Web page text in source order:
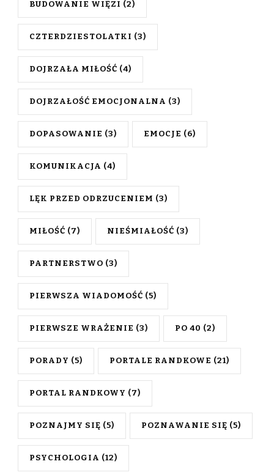
BUDOWANIE WIĘZI (2)
CZTERDZIESTOLATKI (3)
DOJRZAŁA MIŁOŚĆ (4)
DOJRZAŁOŚĆ EMOCJONALNA (3)
DOPASOWANIE (3) EMOCJE (6)
KOMUNIKACJA (4)
LĘK PRZED ODRZUCENIEM (3)
MIŁOŚĆ (7) NIEŚMIAŁOŚĆ (3)
PARTNERSTWO (3)
PIERWSZA WIADOMOŚĆ (5)
PIERWSZE WRAŻENIE (3) PO 40 (2)
PORADY (5) PORTALE RANDKOWE (21)
PORTAL RANDKOWY (7)
POZNAJMY SIĘ (5) POZNAWANIE SIĘ (5)
PSYCHOLOGIA (12)